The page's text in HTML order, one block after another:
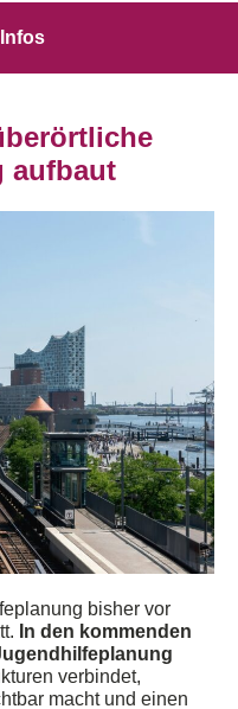
aufbaut
bisher vor
In den kommenden
verbindet,
macht und einen